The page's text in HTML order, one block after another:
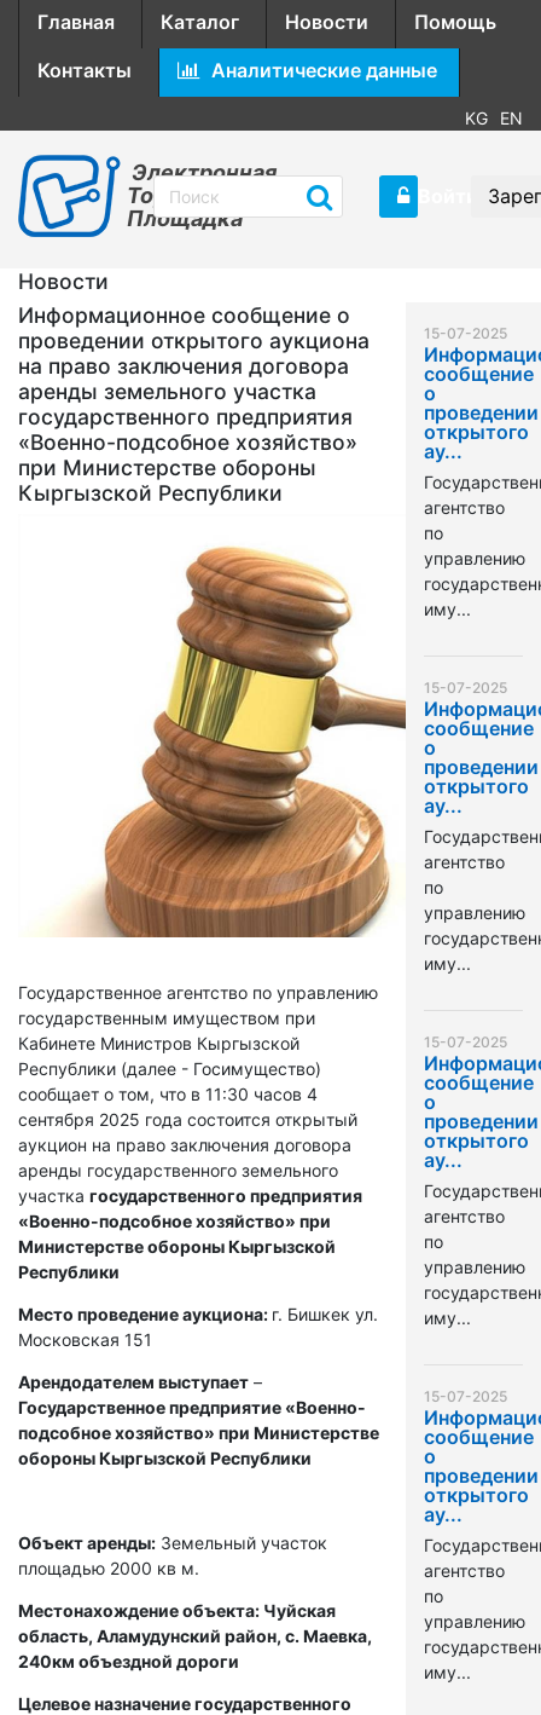
Главная Каталог Новости
Помощь
Контакты
Аналитические данные
KG EN
Электронная
Торговая
Площадка
Новости
Информационное сообщение о
проведении открытого аукциона
на право заключения договора
аренды земельного участка
государственного предприятия
«Военно-подсобное хозяйство»
при Министерстве обороны
Кыргызской Республики
Государственное агентство по управлению
государственным имуществом при
Кабинете Министров Кыргызской
Республики (далее - Госимущество)
сообщает о том, что в 11:30 часов 4
сентября 2025 года состоится открытый
аукцион на право заключения договора
аренды государственного земельного
участка государственного предприятия
«Военно-подсобное хозяйство» при
Министерстве обороны Кыргызской
Республики
Место проведение аукциона: г. Бишкек ул.
Московская 151
Арендодателем выступает –
Государственное предприятие «Военно-
подсобное хозяйство» при Министерстве
обороны Кыргызской Республики
Объект аренды: Земельный участок
площадью 2000 кв м.
Местонахождение объекта: Чуйская
область, Аламудунский район, с. Маевка,
240км объездной дороги
Целевое назначение государственного
15-07-2025
сообщение
о
проведении
открытого
ау...
агентство
по
управлению
иму...
15-07-2025
сообщение
о
проведении
открытого
ау...
агентство
по
управлению
иму...
15-07-2025
сообщение
о
проведении
открытого
ау...
агентство
по
управлению
иму...
15-07-2025
сообщение
о
проведении
открытого
ау...
агентство
по
управлению
иму...